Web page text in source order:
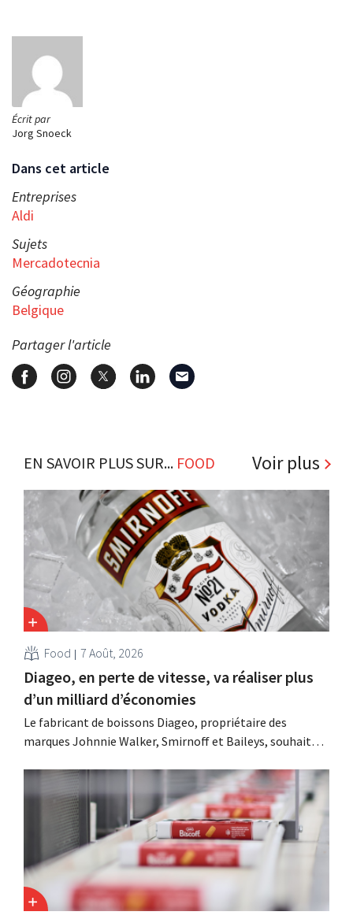
Écrit par
Jorg Snoeck
Dans cet article
Entreprises
Aldi
Sujets
Mercadotecnia
Géographie
Belgique
Partager l'article
EN SAVOIR PLUS SUR... FOOD Voir plus
Food 7 Août, 2026
Diageo, en perte de vitesse, va réaliser plus
d’un milliard d’économies
Le fabricant de boissons Diageo, propriétaire des
marques Johnnie Walker, Smirnoff et Baileys, souhaite,
considérablement ses coûts tout en investissant dans la
croissance, notamment pour Guinness et les cocktails
prêts à boire.